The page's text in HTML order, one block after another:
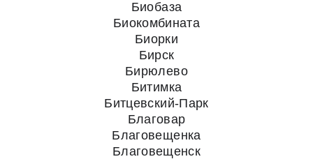
Биобаза
Биокомбината
Биорки
Бирск
Бирюлево
Битимка
Битцевский-Парк
Благовар
Благовещенка
Благовещенск